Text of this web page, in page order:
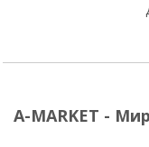
A-MARKET -